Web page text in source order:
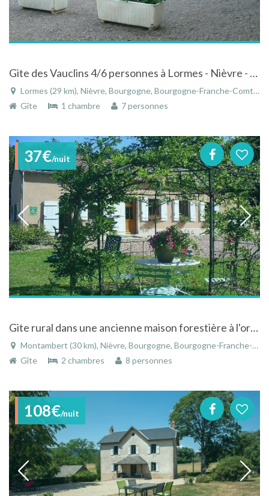
Gite des Vauclins 4/6 personnes à Lormes - Nièvre - Bourgogne
Lormes (29 km), Nièvre, Bourgogne, Bourgogne-Franche-Comté, France
Gîte
1 chambre 7 personnes
37€/nuit
Gite rural dans une ancienne maison forestière à l'orée d'une forêt à Montambert en Bourgogne
Montambert (30 km), Nièvre, Bourgogne, Bourgogne-Franche-Comté, France
Gîte
2 chambres 8 personnes
108€/nuit